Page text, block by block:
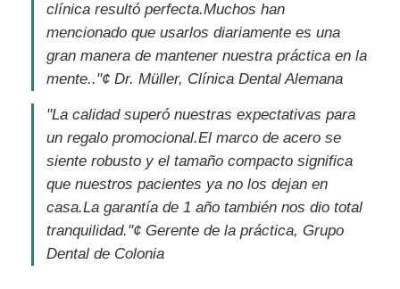
clínica resultó perfecta.Muchos han
mencionado que usarlos diariamente es una
gran manera de mantener nuestra práctica en la
mente.."¢ Dr. Müller, Clínica Dental Alemana
"La calidad superó nuestras expectativas para
un regalo promocional.El marco de acero se
siente robusto y el tamaño compacto significa
que nuestros pacientes ya no los dejan en
casa.La garantía de 1 año también nos dio total
tranquilidad."¢ Gerente de la práctica, Grupo
Dental de Colonia